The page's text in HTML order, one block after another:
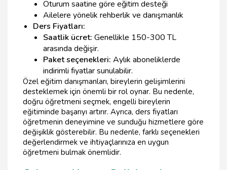
Oturum saatine göre eğitim desteği
Ailelere yönelik rehberlik ve danışmanlık
Ders Fiyatları:
Saatlik ücret: Genellikle 150-300 TL
arasında değişir.
Paket seçenekleri: Aylık aboneliklerde
indirimli fiyatlar sunulabilir.
Özel eğitim danışmanları, bireylerin gelişimlerini
desteklemek için önemli bir rol oynar. Bu nedenle,
doğru öğretmeni seçmek, engelli bireylerin
eğitiminde başarıyı artırır. Ayrıca, ders fiyatları
öğretmenin deneyimine ve sunduğu hizmetlere göre
değişiklik gösterebilir. Bu nedenle, farklı seçenekleri
değerlendirmek ve ihtiyaçlarınıza en uygun
öğretmeni bulmak önemlidir.